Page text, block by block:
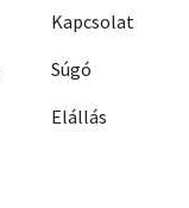
Kapcsolat
Súgó
Elállás